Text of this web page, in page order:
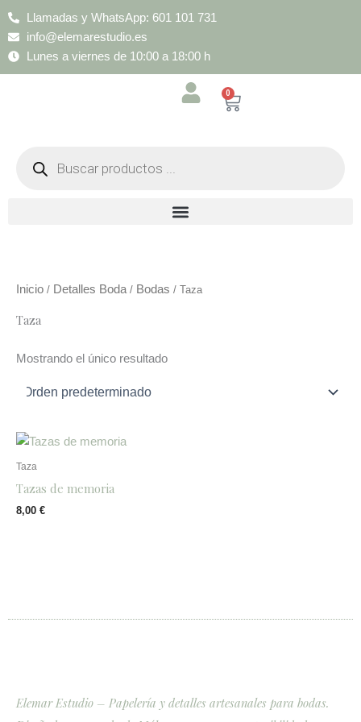
Llamadas y WhatsApp: 601 101 731
info@elemarestudio.es
Lunes a viernes de 10:00 a 18:00 h
0
Cart
productos
Inicio / Detalles Boda/ Bodas / Taza
Taza
Mostrando el único resultado
Taza
Tazas de memoria
8,00 €
Elemar Estudio – Papelería y detalles artesanales para bodas.